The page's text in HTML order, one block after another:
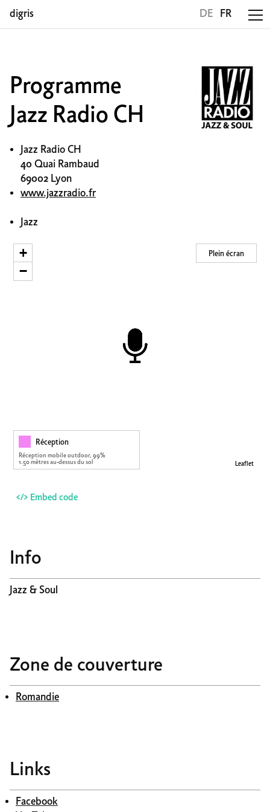
digris DE FR
Programme
Jazz Radio CH
Jazz Radio CH
40 Quai Rambaud
69002 Lyon
www.jazzradio.fr
Jazz
+
−
Leaflet
Plein écran
Réception
Réception mobile outdoor, 99%
1.50 mètres au-dessus du sol
</> Embed code
Info
Jazz & Soul
Zone de couverture
Romandie
Links
Facebook